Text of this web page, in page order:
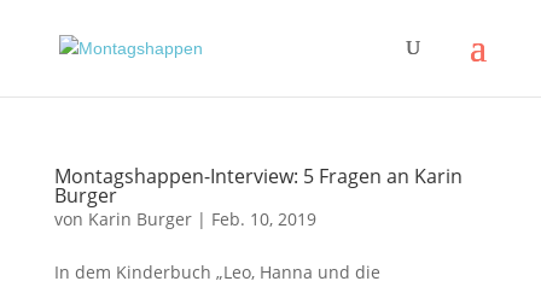
Montagshappen-Interview: 5 Fragen an Karin
Burger
von Karin Burger| Feb. 10, 2019
In dem Kinderbuch „Leo, Hanna und die